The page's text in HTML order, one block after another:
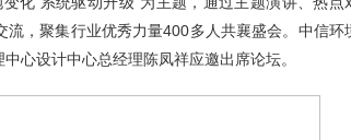
流，聚集行业优秀力量400多人共襄盛会。中信环
心设计中心总经理陈凤祥应邀出席论坛。